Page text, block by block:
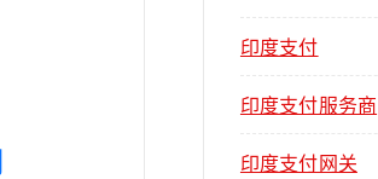
印度支付
印度支付服务商
印度支付网关